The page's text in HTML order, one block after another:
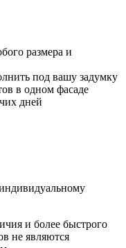
размера и
под вашу задумку
в одном фасаде
дней
и более быстрого
не являются